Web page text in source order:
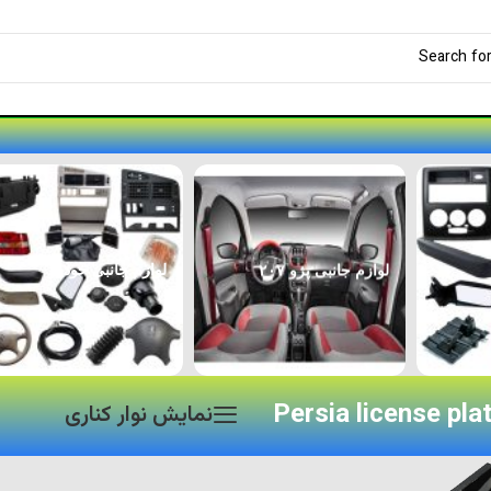
لوازم جانبی پژو ۲۰۷ لوازم جانبی خودرو
Persia license نمایش نوار کناری